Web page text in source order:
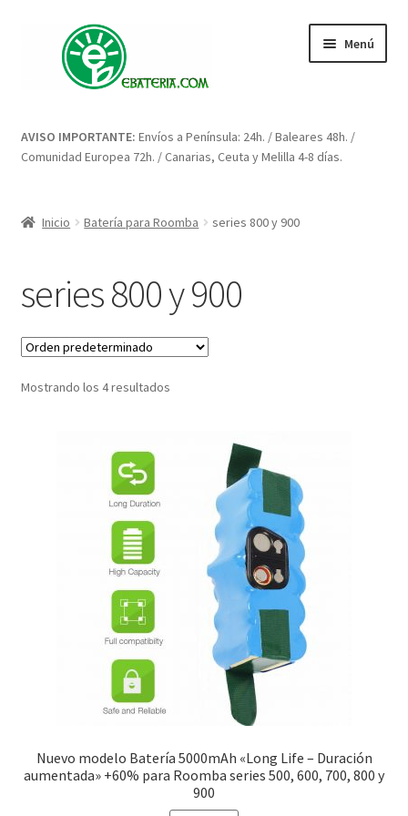
contenido
Menú
Blog: artículos y consejos
Contacto
Enova Bateria para Roomba
AVISO IMPORTANTE: Envíos a Península: 24h. / Baleares 48h. /
Comunidad Europea 72h. / Canarias, Ceuta y Melilla 4-8 días.
Inicio Batería para Roomba series 800 y 900
series 800 y 900
Mostrando los 4 resultados
Nuevo modelo Batería 5000mAh «Long Life – Duración
aumentada» +60% para Roomba series 500, 600, 700, 800 y
900